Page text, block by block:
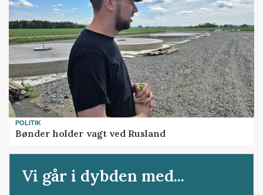
POLITIK
Bønder holder vagt ved Rusland
Vi går i dybden med...